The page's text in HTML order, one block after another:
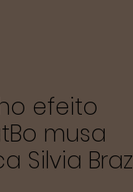
efeito
musa
Silvia Braz